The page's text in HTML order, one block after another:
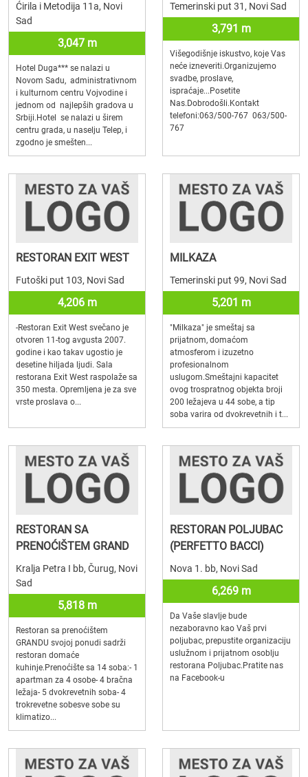
Ćirila i Metodija 11a, Novi
Sad
3,047 m
Hotel Duga*** se nalazi u
Novom Sadu, administrativnom
i kulturnom centru Vojvodine i
jednom od najlepših gradova u
Srbiji.Hotel se nalazi u širem
centru grada, u naselju Telep, i
zgodno je smešten...
Temerinski put 31, Novi Sad
3,791 m
Višegodišnje iskustvo, koje Vas
neće izneveriti.Organizujemo
svadbe, proslave,
ispraćaje...Posetite
Nas.Dobrodošli.Kontakt
telefoni:063/500-767 063/500-
767
RESTORAN EXIT WEST
Futoški put 103, Novi Sad
4,206 m
-Restoran Exit West svečano je
otvoren 11-tog avgusta 2007.
godine i kao takav ugostio je
desetine hiljada ljudi. Sala
restorana Exit West raspolaže sa
350 mesta. Opremljena je za sve
vrste proslava o...
MILKAZA
Temerinski put 99, Novi Sad
5,201 m
"Milkaza" je smeštaj sa
prijatnom, domaćom
atmosferom i izuzetno
profesionalnom
uslugom.Smeštajni kapacitet
ovog trospratnog objekta broji
200 ležajeva u 44 sobe, a tip
soba varira od dvokrevetnih i t...
RESTORAN SA
PRENOĆIŠTEM GRAND
Kralja Petra I bb, Čurug, Novi
Sad
5,818 m
Restoran sa prenoćištem
GRANDU svojoj ponudi sadrži
restoran domaće
kuhinje.Prenoćište sa 14 soba:- 1
apartman za 4 osobe- 4 bračna
ležaja- 5 dvokrevetnih soba- 4
trokrevetne sobesve sobe su
klimatizo...
RESTORAN POLJUBAC
(PERFETTO BACCI)
Nova 1. bb, Novi Sad
6,269 m
Da Vaše slavlje bude
nezaboravno kao Vaš prvi
poljubac, prepustite organizaciju
uslužnom i prijatnom osoblju
restorana Poljubac.Pratite nas
na Facebook-u